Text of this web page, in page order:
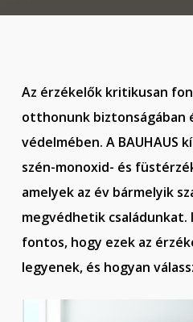
Az érzékelők kritikusan
otthonunk biztonságában
védelmében. A BAUHAUS
szén-monoxid- és
amelyek az év bármelyik
megvédhetik családunkat.
fontos, hogy ezek az
legyenek, és hogyan